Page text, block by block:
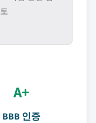
토
A+
BBB 인증